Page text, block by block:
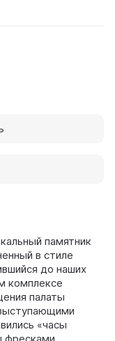
памятник
в стиле
до наших
комплексе
палаты
«часы